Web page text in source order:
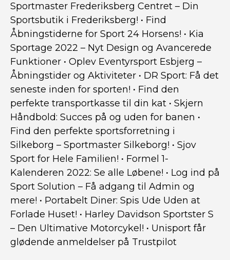
Sportmaster Frederiksberg Centret – Din
Sportsbutik i Frederiksberg! • Find
Åbningstiderne for Sport 24 Horsens! • Kia
Sportage 2022 – Nyt Design og Avancerede
Funktioner • Oplev Eventyrsport Esbjerg –
Åbningstider og Aktiviteter • DR Sport: Få det
seneste inden for sporten! • Find den
perfekte transportkasse til din kat • Skjern
Håndbold: Succes på og uden for banen •
Find den perfekte sportsforretning i
Silkeborg – Sportmaster Silkeborg! • Sjov
Sport for Hele Familien! • Formel 1-
Kalenderen 2022: Se alle Løbene! • Log ind på
Sport Solution – Få adgang til Admin og
mere! • Portabelt Diner: Spis Ude Uden at
Forlade Huset! • Harley Davidson Sportster S
– Den Ultimative Motorcykel! • Unisport får
glødende anmeldelser på Trustpilot